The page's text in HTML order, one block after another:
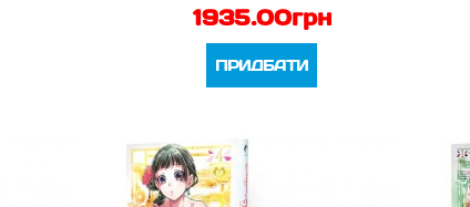
1935.00грн
ПРИДБАТИ